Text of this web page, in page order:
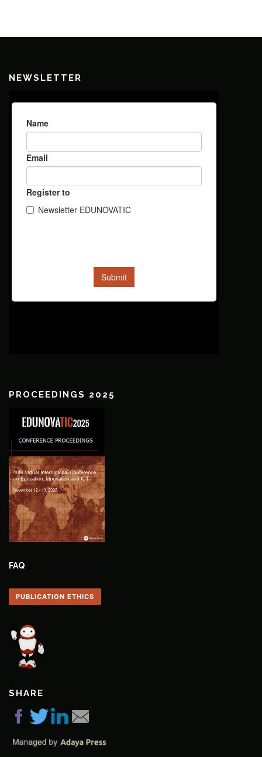
NEWSLETTER
PROCEEDINGS 2025
FAQ
PUBLICATION ETHICS
SHARE